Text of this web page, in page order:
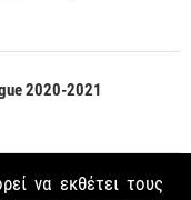
2020-2021
να εκθέτει τους